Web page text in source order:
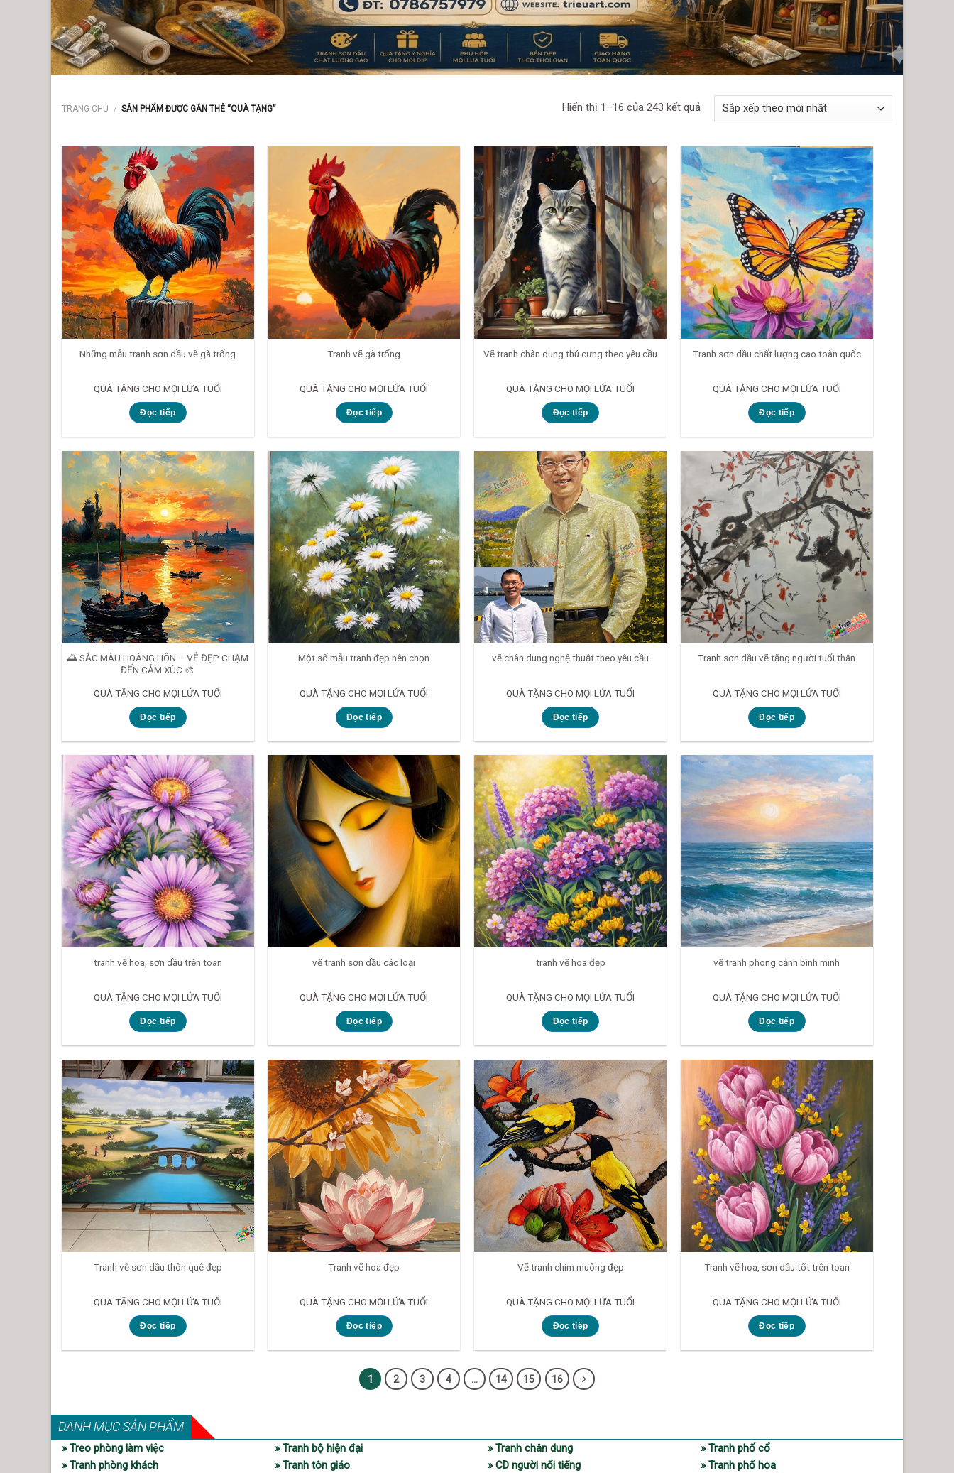
TRANG CHỦ / SẢN PHẨM ĐƯỢC GẮN THẺ “QUÀ TẶNG” Hiển thị 1–16 của 243 kết quả
Những mẫu tranh sơn dầu vẽ gà trống
QUÀ TẶNG CHO MỌI LỨA TUỔI
Đọc tiếp
Tranh vẽ gà trống
QUÀ TẶNG CHO MỌI LỨA TUỔI
Đọc tiếp
Vẽ tranh chân dung thú cưng theo yêu cầu
QUÀ TẶNG CHO MỌI LỨA TUỔI
Đọc tiếp
Tranh sơn dầu chất lượng cao toàn quốc
QUÀ TẶNG CHO MỌI LỨA TUỔI
Đọc tiếp
🌅 SẮC MÀU HOÀNG HÔN – VẺ ĐẸP CHẠM
ĐẾN CẢM XÚC 🎨
QUÀ TẶNG CHO MỌI LỨA TUỔI
Đọc tiếp
Một số mẫu tranh đẹp nên chọn
QUÀ TẶNG CHO MỌI LỨA TUỔI
Đọc tiếp
vẽ chân dung nghệ thuật theo yêu cầu
QUÀ TẶNG CHO MỌI LỨA TUỔI
Đọc tiếp
Tranh sơn dầu vẽ tặng người tuổi thân
QUÀ TẶNG CHO MỌI LỨA TUỔI
Đọc tiếp
tranh vẽ hoa, sơn dầu trên toan
QUÀ TẶNG CHO MỌI LỨA TUỔI
Đọc tiếp
vẽ tranh sơn dầu các loại
QUÀ TẶNG CHO MỌI LỨA TUỔI
Đọc tiếp
tranh vẽ hoa đẹp
QUÀ TẶNG CHO MỌI LỨA TUỔI
Đọc tiếp
vẽ tranh phong cảnh bình minh
QUÀ TẶNG CHO MỌI LỨA TUỔI
Đọc tiếp
Tranh vẽ sơn dầu thôn quê đẹp
QUÀ TẶNG CHO MỌI LỨA TUỔI
Đọc tiếp
Tranh vẽ hoa đẹp
QUÀ TẶNG CHO MỌI LỨA TUỔI
Đọc tiếp
Vẽ tranh chim muông đẹp
QUÀ TẶNG CHO MỌI LỨA TUỔI
Đọc tiếp
Tranh vẽ hoa, sơn dầu tốt trên toan
QUÀ TẶNG CHO MỌI LỨA TUỔI
Đọc tiếp
1 2 3 4 … 14 15 16
DANH MỤC SẢN PHẨM
» Treo phòng làm việc
» Tranh phòng khách
» Tranh bộ hiện đại
» Tranh tôn giáo
» Tranh chân dung
» CD người nổi tiếng
» Tranh phố cổ
» Tranh phố hoa